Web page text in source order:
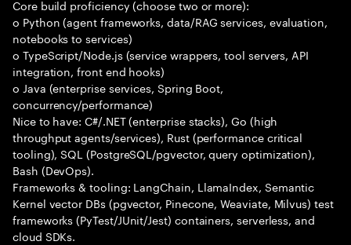
Core build proficiency (choose two or more):
o Python (agent frameworks, data/RAG services, evaluation,
notebooks to services)
o TypeScript/Node.js (service wrappers, tool servers, API
integration, front end hooks)
o Java (enterprise services, Spring Boot,
concurrency/performance)
Nice to have: C#/.NET (enterprise stacks), Go (high
throughput agents/services), Rust (performance critical
tooling), SQL (PostgreSQL/pgvector, query optimization),
Bash (DevOps).
Frameworks & tooling: LangChain, LlamaIndex, Semantic
Kernel vector DBs (pgvector, Pinecone, Weaviate, Milvus) test
frameworks (PyTest/JUnit/Jest) containers, serverless, and
cloud SDKs.